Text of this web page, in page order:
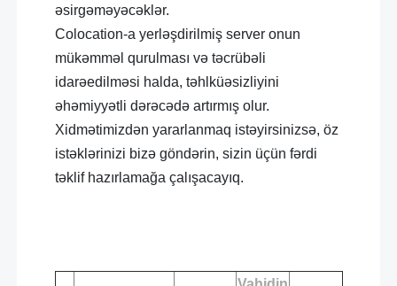
əsirgəməyəcəklər.
Colocation-a yerləşdirilmiş server onun
mükəmməl qurulması və təcrübəli
idarəedilməsi halda, təhlküəsizliyini
əhəmiyyətli dərəcədə artırmış olur.
Xidmətimizdən yararlanmaq istəyirsinizsə, öz
istəklərinizi bizə göndərin, sizin üçün fərdi
təklif hazırlamağa çalışacayıq.